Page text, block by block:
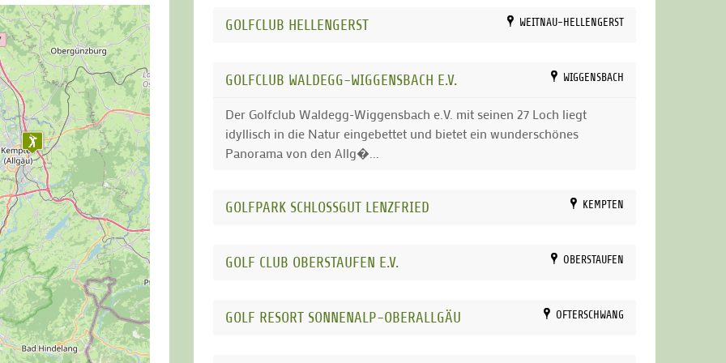
GOLFCLUB HELLENGERST WEITNAU-HELLENGERST
GOLFCLUB WALDEGG-WIGGENSBACH E.V. WIGGENSBACH
Der Golfclub Waldegg-Wiggensbach e.V. mit seinen 27 Loch liegt
idyllisch in die Natur eingebettet und bietet ein wunderschönes
Panorama von den Allg�...
GOLFPARK SCHLOSSGUT LENZFRIED KEMPTEN
GOLF CLUB OBERSTAUFEN E.V. OBERSTAUFEN
GOLF RESORT SONNENALP-OBERALLGÄU OFTERSCHWANG